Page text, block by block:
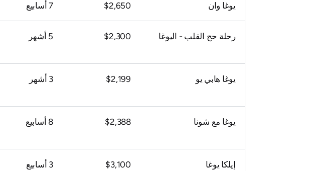
يوغا وان $2,650 7 أسابيع
رحلة حج القلب - اليوغا $2,300 5 أشهر
يوغا هابي يو $2,199 3 أشهر
يوغا مع شونا $2,388 8 أسابيع
إيلكا يوغا $3,100
3 أسابيع